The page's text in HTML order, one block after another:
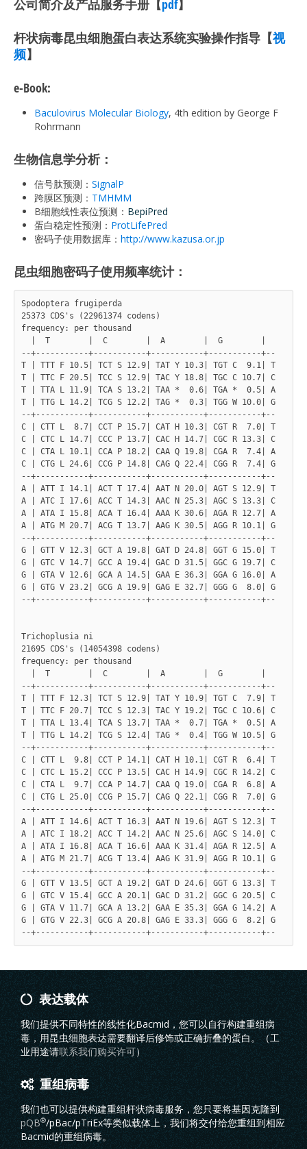
公司简介及产品服务手册【pdf】
杆状病毒昆虫细胞蛋白表达系统实验操作指导【视
频】
e-Book:
Baculovirus Molecular Biology, 4th edition by George F
Rohrmann
生物信息学分析：
信号肽预测： SignalP
跨膜区预测： TMHMM
B细胞线性表位预测： BepiPred
蛋白稳定性预测： ProtLifePred
密码子使用数据库： http://www.kazusa.or.jp
昆虫细胞密码子使用频率统计：
Spodoptera frugiperda
25373 CDS's (22961374 codens)
frequency: per thousand
  |  T        |  C        |  A        |  G        |
--+-----------+-----------+-----------+-----------+--
T | TTT F 10.5| TCT S 12.9| TAT Y 10.3| TGT C  9.1| T
T | TTC F 20.5| TCC S 12.9| TAC Y 18.8| TGC C 10.7| C
T | TTA L 11.9| TCA S 13.2| TAA *  0.6| TGA *  0.5| A
T | TTG L 14.2| TCG S 12.2| TAG *  0.3| TGG W 10.0| G
--+-----------+-----------+-----------+-----------+--
C | CTT L  8.7| CCT P 15.7| CAT H 10.3| CGT R  7.0| T
C | CTC L 14.7| CCC P 13.7| CAC H 14.7| CGC R 13.3| C
C | CTA L 10.1| CCA P 18.2| CAA Q 19.8| CGA R  7.4| A
C | CTG L 24.6| CCG P 14.8| CAG Q 22.4| CGG R  7.4| G
--+-----------+-----------+-----------+-----------+--
A | ATT I 14.1| ACT T 17.4| AAT N 20.0| AGT S 12.9| T
A | ATC I 17.6| ACC T 14.3| AAC N 25.3| AGC S 13.3| C
A | ATA I 15.8| ACA T 16.4| AAA K 30.6| AGA R 12.7| A
A | ATG M 20.7| ACG T 13.7| AAG K 30.5| AGG R 10.1| G
--+-----------+-----------+-----------+-----------+--
G | GTT V 12.3| GCT A 19.8| GAT D 24.8| GGT G 15.0| T
G | GTC V 14.7| GCC A 19.4| GAC D 31.5| GGC G 19.7| C
G | GTA V 12.6| GCA A 14.5| GAA E 36.3| GGA G 16.0| A
G | GTG V 23.2| GCG A 19.9| GAG E 32.7| GGG G  8.0| G
--+-----------+-----------+-----------+-----------+--
Trichoplusia ni
21695 CDS's (14054398 codens)
frequency: per thousand
  |  T        |  C        |  A        |  G        |
--+-----------+-----------+-----------+-----------+--
T | TTT F 12.3| TCT S 12.9| TAT Y 10.9| TGT C  7.9| T
T | TTC F 20.7| TCC S 12.3| TAC Y 19.2| TGC C 10.6| C
T | TTA L 13.4| TCA S 13.7| TAA *  0.7| TGA *  0.5| A
T | TTG L 14.2| TCG S 12.4| TAG *  0.4| TGG W 10.5| G
--+-----------+-----------+-----------+-----------+--
C | CTT L  9.8| CCT P 14.1| CAT H 10.1| CGT R  6.4| T
C | CTC L 15.2| CCC P 13.5| CAC H 14.9| CGC R 14.2| C
C | CTA L  9.7| CCA P 14.7| CAA Q 19.0| CGA R  6.8| A
C | CTG L 25.0| CCG P 15.7| CAG Q 22.1| CGG R  7.0| G
--+-----------+-----------+-----------+-----------+--
A | ATT I 14.6| ACT T 16.3| AAT N 19.6| AGT S 12.3| T
A | ATC I 18.2| ACC T 14.2| AAC N 25.6| AGC S 14.0| C
A | ATA I 16.8| ACA T 16.6| AAA K 31.4| AGA R 12.5| A
A | ATG M 21.7| ACG T 13.4| AAG K 31.9| AGG R 10.1| G
--+-----------+-----------+-----------+-----------+--
G | GTT V 13.5| GCT A 19.2| GAT D 24.6| GGT G 13.3| T
G | GTC V 15.4| GCC A 20.1| GAC D 31.2| GGC G 20.5| C
G | GTA V 11.7| GCA A 13.2| GAA E 35.3| GGA G 14.2| A
G | GTG V 22.3| GCG A 20.8| GAG E 33.3| GGG G  8.2| G
表达载体
我们提供不同特性的线性化Bacmid，您可以自行构建重组病
毒，用昆虫细胞表达需要翻译后修饰或正确折叠的蛋白。（工
业用途请联系我们购买许可）
重组病毒
我们也可以提供构建重组杆状病毒服务，您只要将基因克隆到
pQB®/pBac/pTriEx等类似载体上，我们将交付给您重组到相应
Bacmid的重组病毒。